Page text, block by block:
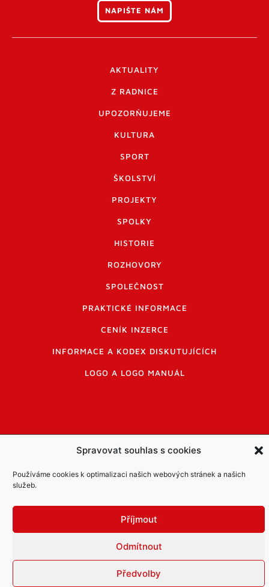
Spravovat souhlas s cookies
Používáme cookies k optimalizaci našich webových stránek a našich
služeb.
Příjmout
Odmítnout
Předvolby
NAPIŠTE NÁM
AKTUALITY
Z RADNICE
UPOZORŇUJEME
KULTURA
SPORT
ŠKOLSTVÍ
PROJEKTY
SPOLKY
HISTORIE
ROZHOVORY
SPOLEČNOST
PRAKTICKÉ INFORMACE
CENÍK INZERCE
INFORMACE A KODEX DISKUTUJÍCÍCH
LOGO A LOGO MANUÁL
© Město Mníšek pod Brdy
Informace o zpracování osobních údajů